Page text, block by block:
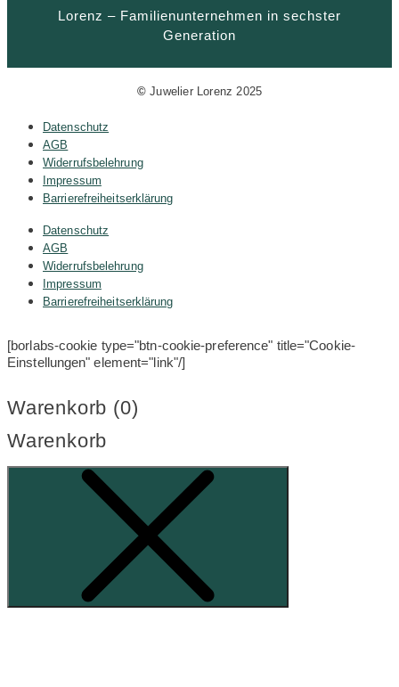
Lorenz – Familienunternehmen in sechster
Generation
© Juwelier Lorenz 2025
Datenschutz
AGB
Widerrufsbelehrung
Impressum
Barrierefreiheitserklärung
Datenschutz
AGB
Widerrufsbelehrung
Impressum
Barrierefreiheitserklärung
[borlabs-cookie type="btn-cookie-preference" title="Cookie-
Einstellungen" element="link"/]
Warenkorb (0)
Warenkorb